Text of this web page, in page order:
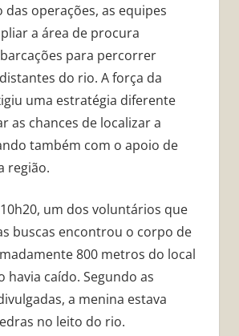
das operações, as equipes
a área de procura
para percorrer
do rio. A força da
uma estratégia diferente
as chances de localizar a
também com o apoio de
região.
um dos voluntários que
buscas encontrou o corpo de
800 metros do local
havia caído. Segundo as
a menina estava
no leito do rio.